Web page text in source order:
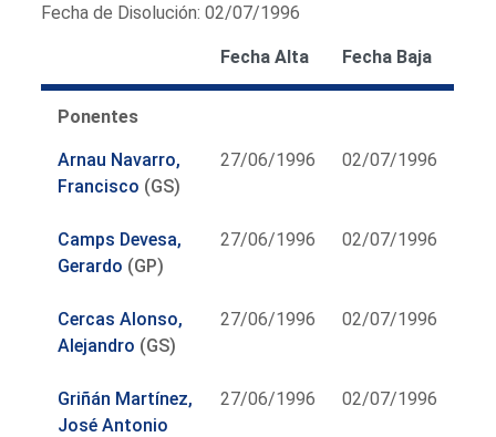
Fecha de Disolución: 02/07/1996
Fecha Alta Fecha Baja
Ponentes
Arnau Navarro,
Francisco (GS)
27/06/1996 02/07/1996
Camps Devesa,
Gerardo (GP)
27/06/1996 02/07/1996
Cercas Alonso,
Alejandro (GS)
27/06/1996 02/07/1996
Griñán Martínez,
José Antonio
27/06/1996 02/07/1996